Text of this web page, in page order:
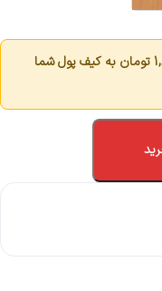
تومان به کیف پول شما